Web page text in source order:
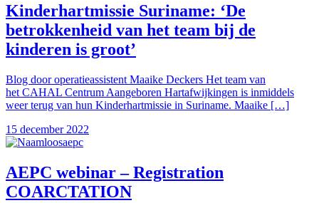
Kinderhartmissie Suriname: ‘De
betrokkenheid van het team bij de
kinderen is groot’
Blog door operatieassistent Maaike Deckers Het team van
het CAHAL Centrum Aangeboren Hartafwijkingen is inmiddels
weer terug van hun Kinderhartmissie in Suriname. Maaike […]
15 december 2022
AEPC webinar – Registration
COARCTATION